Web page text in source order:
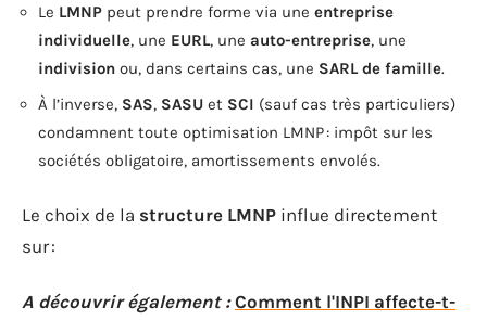
Le LMNP peut prendre forme via une entreprise
individuelle, une EURL, une auto-entreprise, une
indivision ou, dans certains cas, une SARL de famille.
À l’inverse, SAS, SASU et SCI (sauf cas très particuliers)
condamnent toute optimisation LMNP : impôt sur les
sociétés obligatoire, amortissements envolés.
Le choix de la structure LMNP influe directement
sur :
A découvrir également : Comment l'INPI affecte-t-